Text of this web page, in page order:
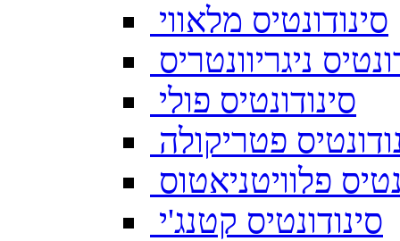
סינודונטיס מלאווי
ניגריוונטריס
סינודונטיס פולי
פטריקולה
פלוויטניאטוס
סינודונטיס קטנג'י